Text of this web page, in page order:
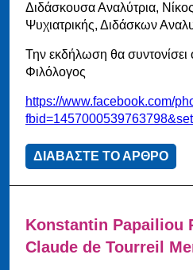
Διδάσκουσα Αναλύτρια,
Ψυχιατρικής, Διδάσκων
Την εκδήλωση θα συντονίσει
Φιλόλογος
https://www.facebook.com/
ΔΙΑΒΑΣΤΕ ΤΟ ΑΡΘΡΟ
Konstantin Papailiou
Claude de Tourreil